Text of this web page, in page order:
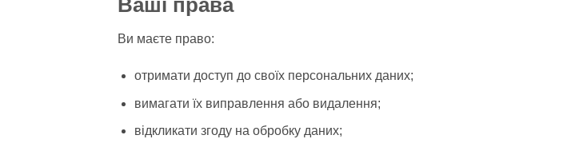
Ваші права
Ви маєте право:
отримати доступ до своїх персональних даних;
вимагати їх виправлення або видалення;
відкликати згоду на обробку даних;